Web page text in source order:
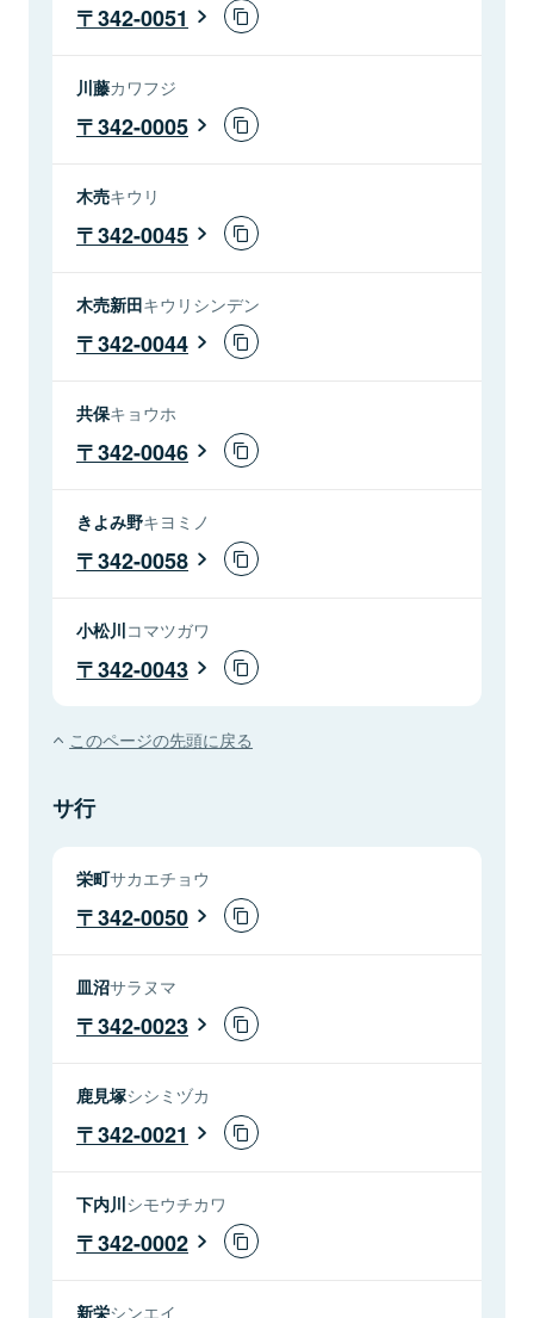
342-0051
川藤カワフジ
342-0005
木売キウリ
342-0045
木売新田キウリシンデン
342-0044
共保キョウホ
342-0046
きよみ野キヨミノ
342-0058
小松川コマツガワ
342-0043
このページの先頭に戻る
サ行
栄町サカエチョウ
342-0050
皿沼サラヌマ
342-0023
鹿見塚シシミヅカ
342-0021
下内川シモウチカワ
342-0002
新栄シンエイ